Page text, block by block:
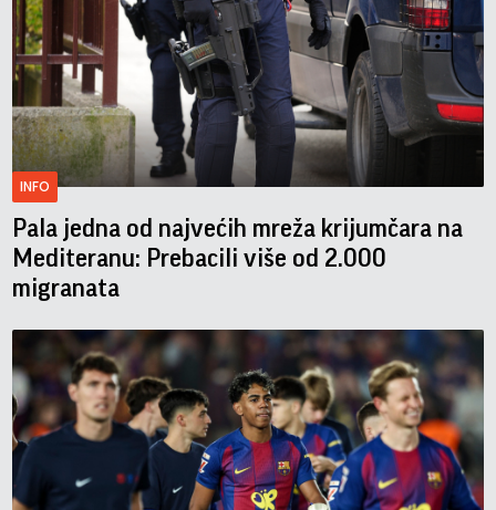
INFO
Pala jedna od najvećih mreža krijumčara na
Mediteranu: Prebacili više od 2.000
migranata